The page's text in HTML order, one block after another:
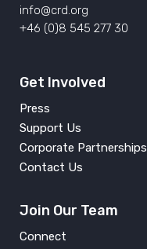
info@crd.org
+46 (0)8 545 277 30
Get Involved
Press
Support Us
Corporate Partnerships
Contact Us
Join Our Team
Connect